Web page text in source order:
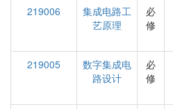
219006
集成电路工
艺原理
必
修
219005
数字集成电
路设计
必
修